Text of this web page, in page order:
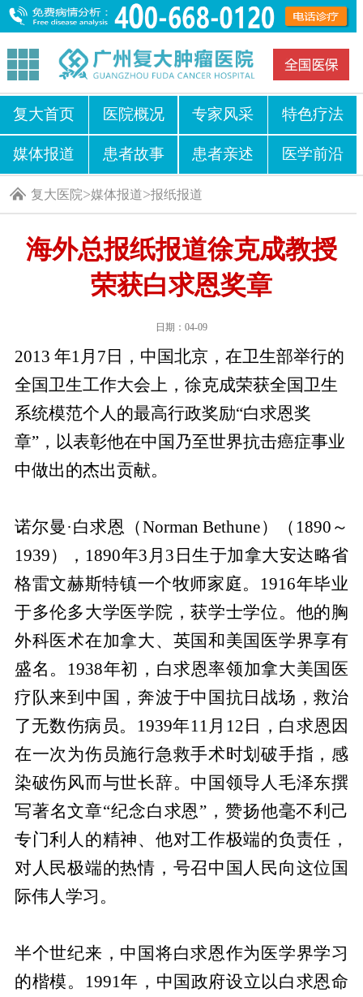
复大首页 医院概况 专家风采 特色疗法
媒体报道 患者故事 患者亲述 医学前沿
复大医院>媒体报道>报纸报道
海外总报纸报道徐克成教授
荣获白求恩奖章
日期：04-09
2013 年1月7日，中国北京，在卫生部举行的
全国卫生工作大会上，徐克成荣获全国卫生
系统模范个人的最高行政奖励“白求恩奖
章”，以表彰他在中国乃至世界抗击癌症事业
中做出的杰出贡献。
诺尔曼·白求恩（Norman Bethune）（1890～
1939），1890年3月3日生于加拿大安达略省
格雷文赫斯特镇一个牧师家庭。1916年毕业
于多伦多大学医学院，获学士学位。他的胸
外科医术在加拿大、英国和美国医学界享有
盛名。1938年初，白求恩率领加拿大美国医
疗队来到中国，奔波于中国抗日战场，救治
了无数伤病员。1939年11月12日，白求恩因
在一次为伤员施行急救手术时划破手指，感
染破伤风而与世长辞。中国领导人毛泽东撰
写著名文章“纪念白求恩”，赞扬他毫不利己
专门利人的精神、他对工作极端的负责任，
对人民极端的热情，号召中国人民向这位国
际伟人学习。
半个世纪来，中国将白求恩作为医学界学习
的楷模。1991年，中国政府设立以白求恩命